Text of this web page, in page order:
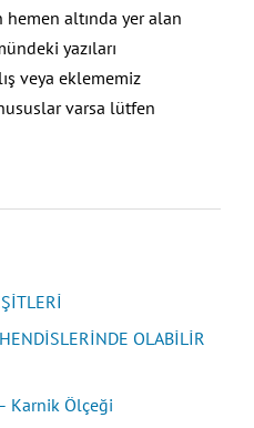
hemen altında yer alan
yazıları
veya eklememiz
varsa lütfen
OLABİLİR
Karnik Ölçeği